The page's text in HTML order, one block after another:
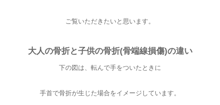
ご覧いただきたいと思います。
大人の骨折と子供の骨折(骨端線損傷)の違い
下の図は、転んで手をついたときに
手首で骨折が生じた場合をイメージしています。